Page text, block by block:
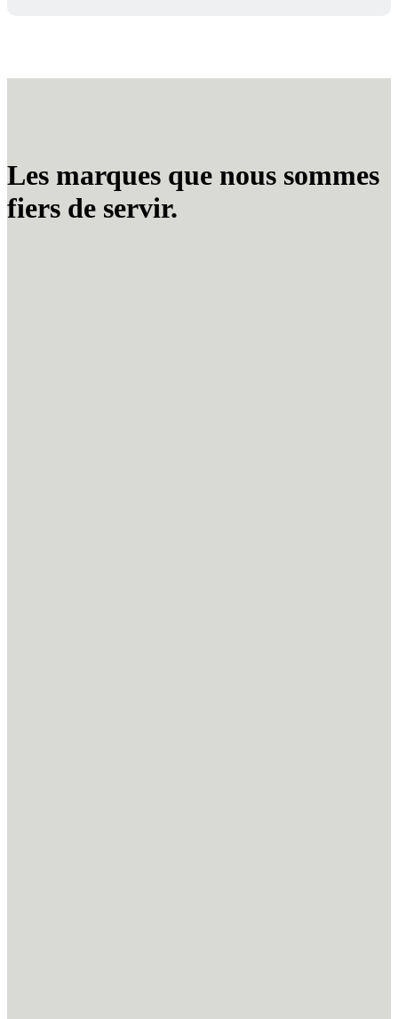
Les marques que nous sommes
fiers de servir.